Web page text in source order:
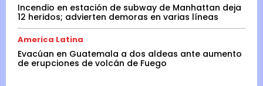
Incendio en estación de subway de Manhattan deja
12 heridos; advierten demoras en varias líneas
America Latina
Evacúan en Guatemala a dos aldeas ante aumento
de erupciones de volcán de Fuego